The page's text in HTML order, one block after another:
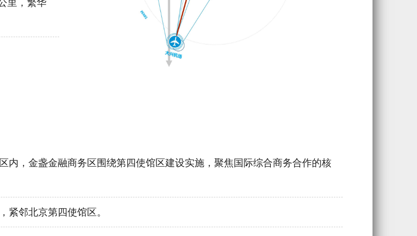
里，繁华
内，金盏金融商务区围绕第四使馆区建设实施，聚焦国际综合商务合作的核
紧邻北京第四使馆区。